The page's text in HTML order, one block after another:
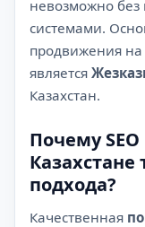
невозможно без
системами.
продвижения
является
Казахстан.
Почему
Казахстане
подхода?
Качественная